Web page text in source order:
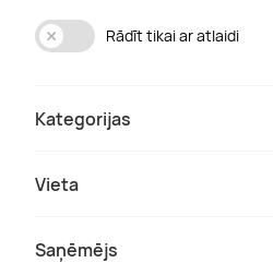
Rādīt tikai ar atlaidi
Kategorijas
Vieta
Saņēmējs